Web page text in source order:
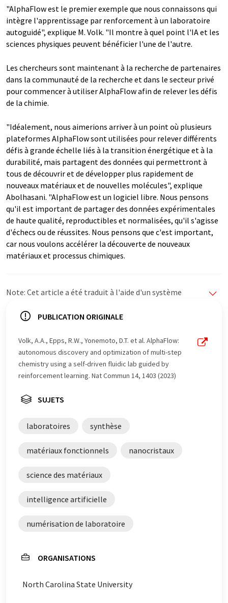
"AlphaFlow est le premier exemple que nous connaissons qui
intègre l'apprentissage par renforcement à un laboratoire
autoguidé", explique M. Volk. "Il montre à quel point l'IA et les
sciences physiques peuvent bénéficier l'une de l'autre.
Les chercheurs sont maintenant à la recherche de partenaires
dans la communauté de la recherche et dans le secteur privé
pour commencer à utiliser AlphaFlow afin de relever les défis
de la chimie.
"Idéalement, nous aimerions arriver à un point où plusieurs
plateformes AlphaFlow sont utilisées pour relever différents
défis à grande échelle liés à la transition énergétique et à la
durabilité, mais partagent des données qui permettront à
tous de découvrir et de développer plus rapidement de
nouveaux matériaux et de nouvelles molécules", explique
Abolhasani. "AlphaFlow est un logiciel libre. Nous pensons
qu'il est important de partager des données expérimentales
de haute qualité, reproductibles et normalisées, qu'il s'agisse
d'échecs ou de réussites. Nous pensons que c'est important,
car nous voulons accélérer la découverte de nouveaux
matériaux et processus chimiques.
Note: Cet article a été traduit à l'aide d'un système
propose ces traductions automatiques pour présenter
été traduit avec traduction automatique, il est possible
qu'il contienne des erreurs de vocabulaire, de syntaxe ou
de grammaire. L'article original dans Anglais peut être
trouvéici.
PUBLICATION ORIGINALE
Volk, A.A., Epps, R.W., Yonemoto, D.T. et al. AlphaFlow:
autonomous discovery and optimization of multi-step
chemistry using a self-driven fluidic lab guided by
reinforcement learning. Nat Commun 14, 1403 (2023)
SUJETS
laboratoires synthèse
matériaux fonctionnels nanocristaux
science des matériaux
intelligence artificielle
numérisation de laboratoire
ORGANISATIONS
North Carolina State University